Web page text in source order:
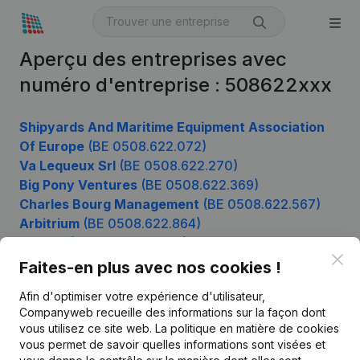
Aperçu des entreprises avec
numéro d'entreprise : 508622xxx
Shipyards And Maritime Equipment Association
Of Europe (BE 0508.622.072)
Va Lequeux Srl (BE 0508.622.270)
Big Pony Ventures (BE 0508.622.369)
Charles Bourg Management (BE 0508.622.567)
Arbitrium (BE 0508.622.864)
Faites-en plus avec nos cookies !
Afin d'optimiser votre expérience d'utilisateur,
Companyweb recueille des informations sur la façon dont
vous utilisez ce site web. La politique en matière de cookies
vous permet de savoir quelles informations sont visées et
Produit
Informations d’entreprise